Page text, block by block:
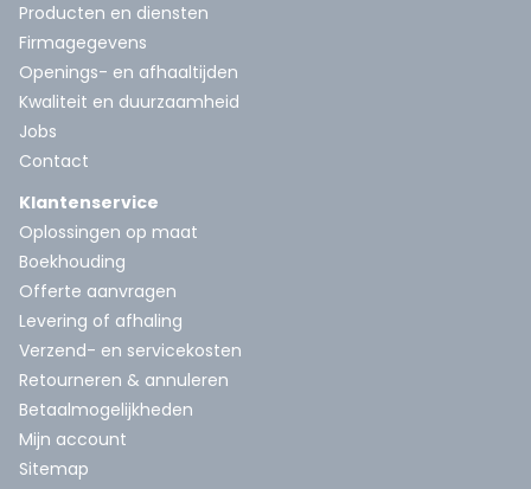
Producten en diensten
Firmagegevens
Openings- en afhaaltijden
Kwaliteit en duurzaamheid
Jobs
Contact
Klantenservice
Oplossingen op maat
Boekhouding
Offerte aanvragen
Levering of afhaling
Verzend- en servicekosten
Retourneren & annuleren
Betaalmogelijkheden
Mijn account
Sitemap